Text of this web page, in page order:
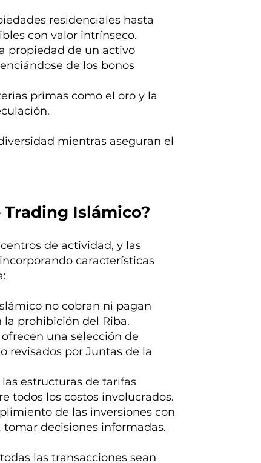
residenciales hasta
con valor intrínseco.
propiedad de un activo
de los bonos
primas como el oro y la
mientras aseguran el
Islámico?
de actividad, y las
características
no cobran ni pagan
prohibición del Riba.
una selección de
revisados por Juntas de la
estructuras de tarifas
todos los costos involucrados.
de las inversiones con
tomar decisiones informadas.
las transacciones sean